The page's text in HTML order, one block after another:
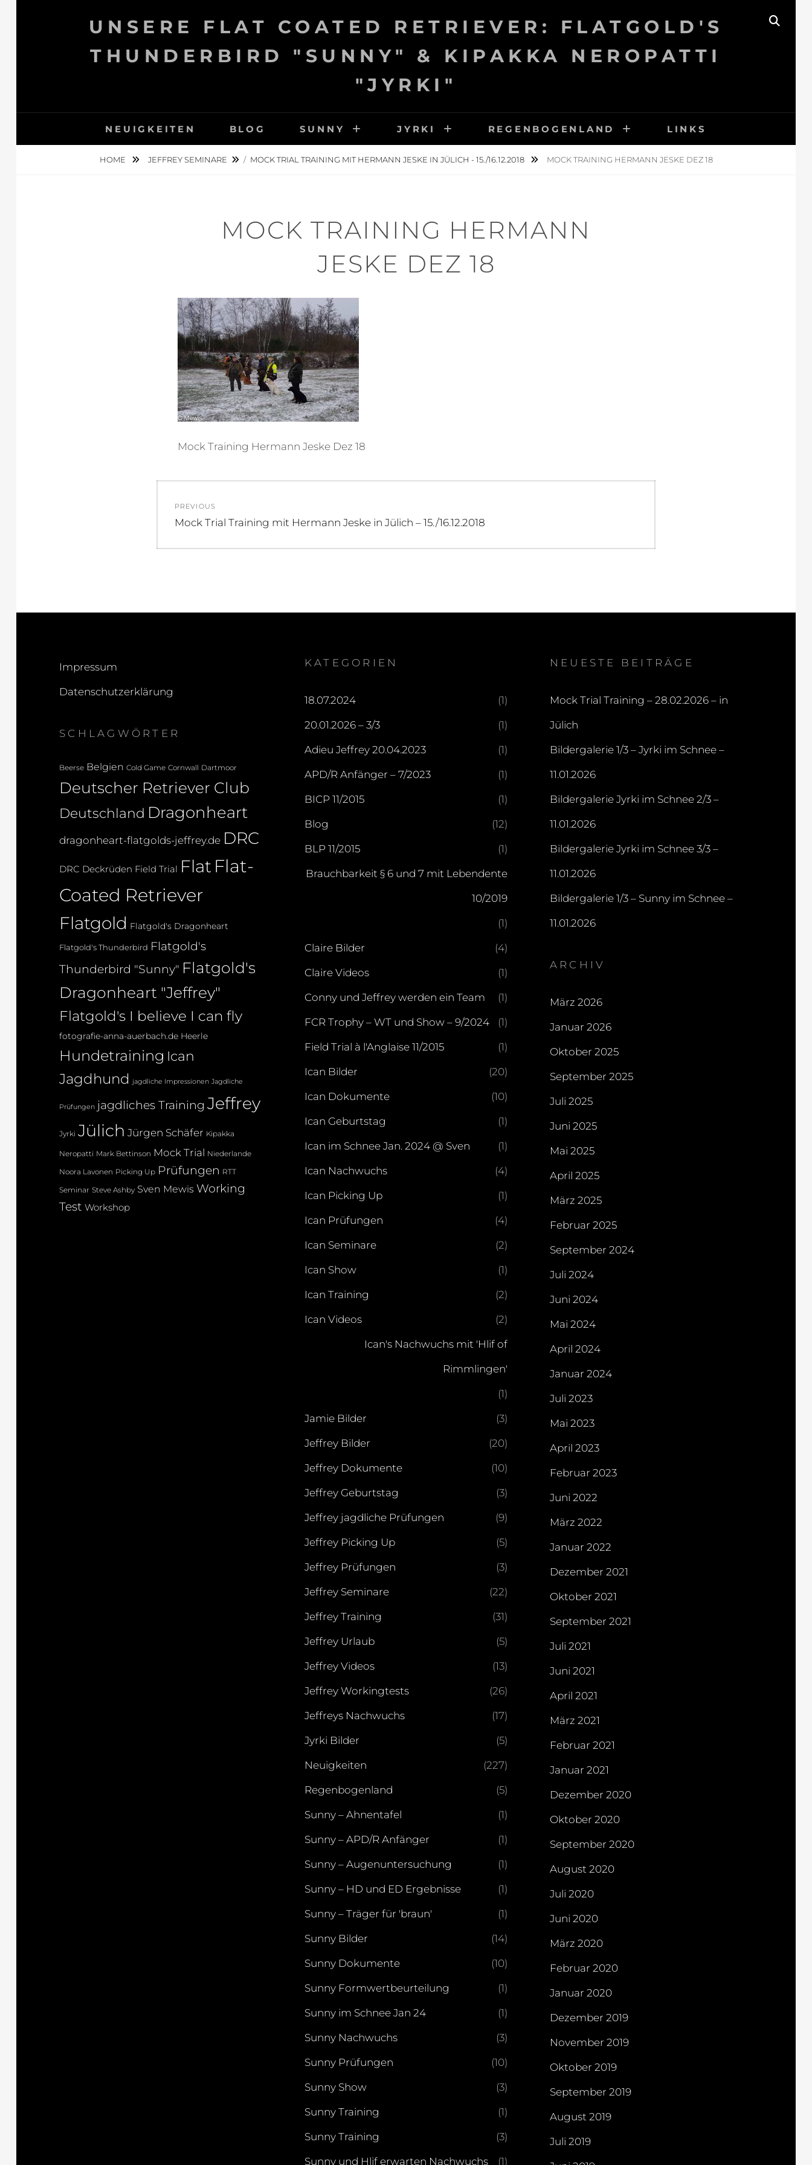
UNSERE FLAT COATED RETRIEVER: FLATGOLD'S
THUNDERBIRD "SUNNY" & KIPAKKA NEROPATTI
"JYRKI"
NEUIGKEITEN BLOG SUNNY JYRKI REGENBOGENLAND LINKS
HOME JEFFREY SEMINARE / MOCK TRIAL TRAINING MIT HERMANN JESKE IN JÜLICH - 15./16.12.2018 MOCK TRAINING HERMANN JESKE DEZ 18
MOCK TRAINING HERMANN
JESKE DEZ 18
Mock Training Hermann Jeske Dez 18
PREVIOUS
Previous
Mock Trial Training mit Hermann Jeske in Jülich – 15./16.12.2018
Impressum
Datenschutzerklärung
SCHLAGWÖRTER
Beerse Belgien Cold Game Cornwall Dartmoor
Deutscher Retriever Club
Deutschland Dragonheart
dragonheart-flatgolds-jeffrey.de DRC
DRC Deckrüden Field Trial Flat Flat-
Coated Retriever
Flatgold Flatgold's Dragonheart
Flatgold's Thunderbird Flatgold's
Thunderbird "Sunny" Flatgold's
Dragonheart "Jeffrey"
Flatgold's I believe I can fly
fotografie-anna-auerbach.de Heerle
Hundetraining Ican
Jagdhund jagdliche Impressionen Jagdliche
Prüfungen jagdliches Training Jeffrey
Jyrki Jülich Jürgen Schäfer Kipakka
Neropatti Mark Bettinson Mock Trial Niederlande
Noora Lavonen Picking Up Prüfungen RTT
Seminar Steve Ashby Sven Mewis Working
Test Workshop
KATEGORIEN
18.07.2024 (1)
20.01.2026 – 3/3 (1)
Adieu Jeffrey 20.04.2023 (1)
APD/R Anfänger – 7/2023 (1)
BICP 11/2015 (1)
Blog (12)
BLP 11/2015 (1)
Brauchbarkeit § 6 und 7 mit Lebendente
10/2019
(1)
Claire Bilder (4)
Claire Videos (1)
Conny und Jeffrey werden ein Team (1)
FCR Trophy – WT und Show – 9/2024 (1)
Field Trial à l'Anglaise 11/2015 (1)
Ican Bilder (20)
Ican Dokumente (10)
Ican Geburtstag (1)
Ican im Schnee Jan. 2024 @ Sven (1)
Ican Nachwuchs (4)
Ican Picking Up (1)
Ican Prüfungen (4)
Ican Seminare (2)
Ican Show (1)
Ican Training (2)
Ican Videos (2)
Ican's Nachwuchs mit 'Hlif of
Rimmlingen'
(1)
Jamie Bilder (3)
Jeffrey Bilder (20)
Jeffrey Dokumente (10)
Jeffrey Geburtstag (3)
Jeffrey jagdliche Prüfungen (9)
Jeffrey Picking Up (5)
Jeffrey Prüfungen (3)
Jeffrey Seminare (22)
Jeffrey Training (31)
Jeffrey Urlaub (5)
Jeffrey Videos (13)
Jeffrey Workingtests (26)
Jeffreys Nachwuchs (17)
Jyrki Bilder (5)
Neuigkeiten (227)
Regenbogenland (5)
Sunny – Ahnentafel (1)
Sunny – APD/R Anfänger (1)
Sunny – Augenuntersuchung (1)
Sunny – HD und ED Ergebnisse (1)
Sunny – Träger für 'braun' (1)
Sunny Bilder (14)
Sunny Dokumente (10)
Sunny Formwertbeurteilung (1)
Sunny im Schnee Jan 24 (1)
Sunny Nachwuchs (3)
Sunny Prüfungen (10)
Sunny Show (3)
Sunny Training (1)
Sunny Training (3)
Sunny und Hlif erwarten Nachwuchs (1)
NEUESTE BEITRÄGE
Mock Trial Training – 28.02.2026 – in
Jülich
Bildergalerie 1/3 – Jyrki im Schnee –
11.01.2026
Bildergalerie Jyrki im Schnee 2/3 –
11.01.2026
Bildergalerie Jyrki im Schnee 3/3 –
11.01.2026
Bildergalerie 1/3 – Sunny im Schnee –
11.01.2026
ARCHIV
März 2026
Januar 2026
Oktober 2025
September 2025
Juli 2025
Juni 2025
Mai 2025
April 2025
März 2025
Februar 2025
September 2024
Juli 2024
Juni 2024
Mai 2024
April 2024
Januar 2024
Juli 2023
Mai 2023
April 2023
Februar 2023
Juni 2022
März 2022
Januar 2022
Dezember 2021
Oktober 2021
September 2021
Juli 2021
Juni 2021
April 2021
März 2021
Februar 2021
Januar 2021
Dezember 2020
Oktober 2020
September 2020
August 2020
Juli 2020
Juni 2020
März 2020
Februar 2020
Januar 2020
Dezember 2019
November 2019
Oktober 2019
September 2019
August 2019
Juli 2019